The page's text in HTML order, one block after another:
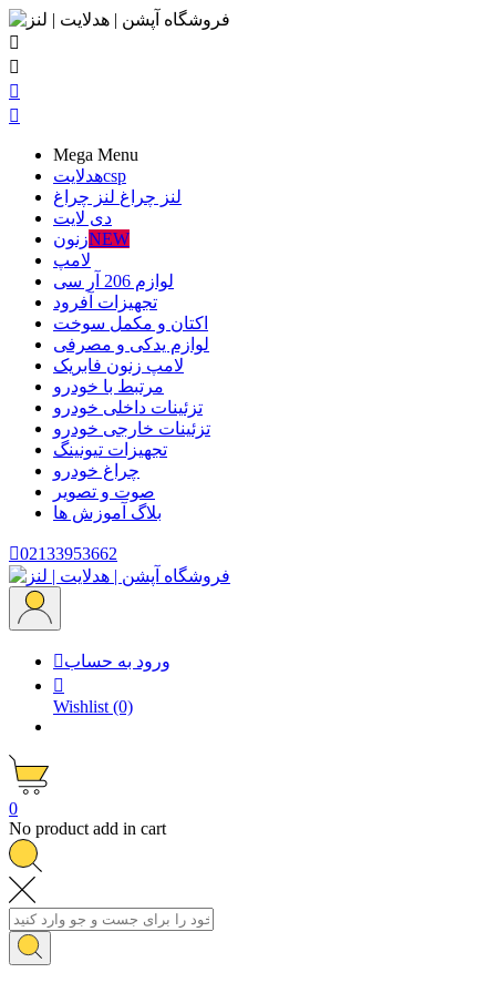




Mega Menu
هدلایتcsp
لنز چراغ لنز چراغ
دی لایت
زنونNEW
لامپ
لوازم 206 آر سی
تجهیزات آفرود
اکتان و مکمل سوخت
لوازم یدکی و مصرفی
لامپ زنون فابریک
مرتبط با خودرو
تزئینات داخلی خودرو
تزئینات خارجی خودرو
تجهیزات تیونینگ
چراغ خودرو
صوت و تصویر
بلاگ آموزش ها
02133953662
ورود به حساب

Wishlist (0)
0
No product add in cart